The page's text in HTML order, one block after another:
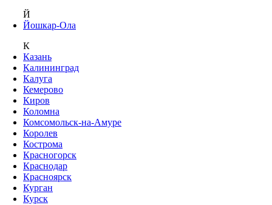
Й
Йошкар-Ола
К
Казань
Калининград
Калуга
Кемерово
Киров
Коломна
Комсомольск-на-Амуре
Королев
Кострома
Красногорск
Краснодар
Красноярск
Курган
Курск